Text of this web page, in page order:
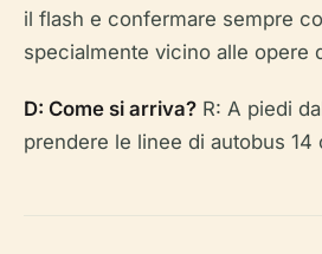
il flash e confermare sempre
specialmente vicino alle opere
D: Come si arriva? R: A piedi
prendere le linee di autobus 14